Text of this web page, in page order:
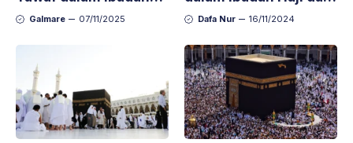
Haji dan Umroh,
Penjelasannya
Galmare 07/11/2025
Umroh: Arti dan
Dafa Nur 16/11/2024